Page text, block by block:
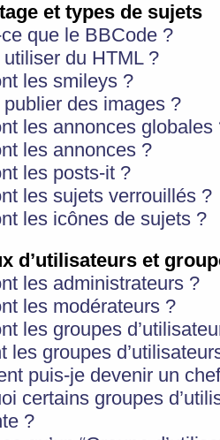
et types de sujets
ce que le BBCode ?
du HTML ?
les smileys ?
des images ?
les annonces globales
les annonces ?
les posts-it ?
les sujets verrouillés ?
les icônes de sujets ?
d’utilisateurs et
les administrateurs ?
les modérateurs ?
les groupes
les groupes
puis-je devenir un
certains groupes
?